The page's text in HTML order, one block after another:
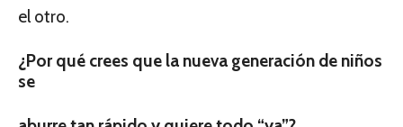
el otro.
¿Por qué crees que la nueva generación de niños
se